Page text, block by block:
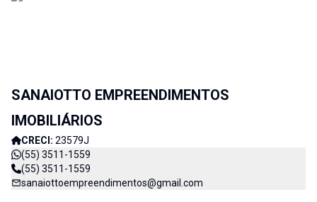
SANAIOTTO EMPREENDIMENTOS
IMOBILIÁRIOS
CRECI: 23579J
(55) 3511-1559
(55) 3511-1559
sanaiottoempreendimentos@gmail.com